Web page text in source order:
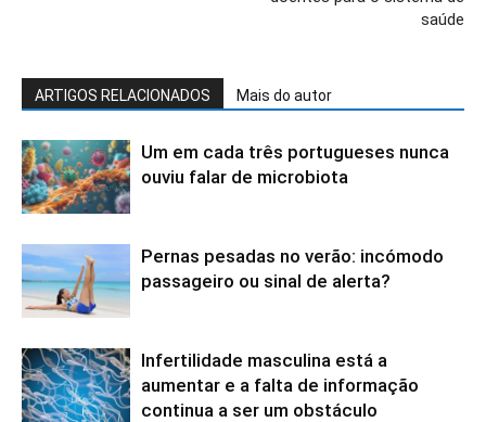
saúde
ARTIGOS RELACIONADOS Mais do autor
Um em cada três portugueses nunca
ouviu falar de microbiota
Pernas pesadas no verão: incómodo
passageiro ou sinal de alerta?
Infertilidade masculina está a
aumentar e a falta de informação
continua a ser um obstáculo